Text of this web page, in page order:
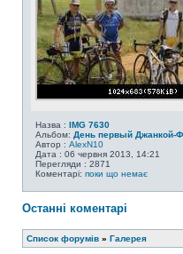
Назва : IMG 7630
Альбом: День первый Джанкой-
Автор : AlexN10
Дата : 06 червня 2013, 14:21
Перегляди : 2871
Коментарі: поки що немає
Останні коментарі
Список форумів » Галерея